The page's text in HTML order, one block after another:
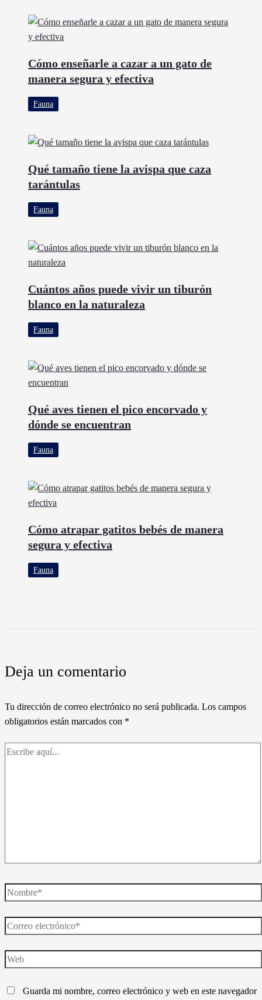
Cómo enseñarle a cazar a un gato de
manera segura y efectiva
Fauna
Qué tamaño tiene la avispa que caza
tarántulas
Fauna
Cuántos años puede vivir un tiburón
blanco en la naturaleza
Fauna
Qué aves tienen el pico encorvado y
dónde se encuentran
Fauna
Cómo atrapar gatitos bebés de manera
segura y efectiva
Fauna
Deja un comentario
Tu dirección de correo electrónico no será publicada. Los campos
obligatorios están marcados con *
Escribe
Nombre*
Correo
electrónico*
Web
Guarda mi nombre, correo electrónico y web en este navegador